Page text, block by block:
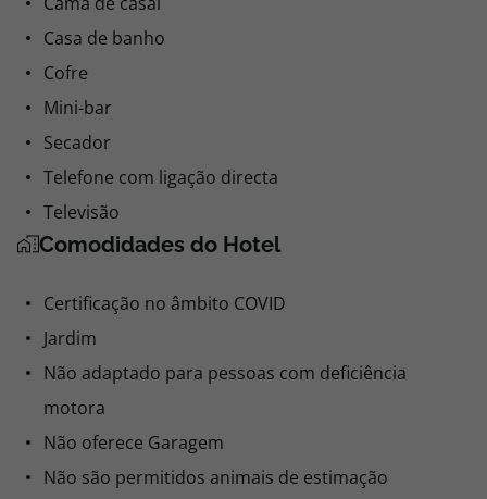
Casa de banho
Cofre
Mini-bar
Secador
Telefone com ligação directa
Televisão
Comodidades do Hotel
Certificação no âmbito COVID
Jardim
Não adaptado para pessoas com deficiência
motora
Não oferece Garagem
Não são permitidos animais de estimação